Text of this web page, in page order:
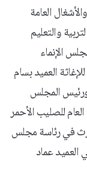
العامة
والتعليم
الإنماء
العميد بسام
المجلس
للصليب الأحمر
في رئاسة مجلس
العميد عماد